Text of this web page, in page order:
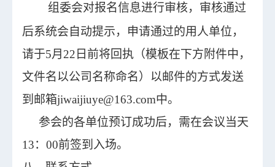
组委会对报名信息进行审核，审核通过
后系统会自动提示，申请通过的用人单位，
请于5月22日前将回执（模板在下方附件中，
文件名以公司名称命名） 以邮件的方式发送
到 邮箱jiwaijiuye@163.com中。
参会的各单位预订成功后，需在会议当天
13：00前签到入场。